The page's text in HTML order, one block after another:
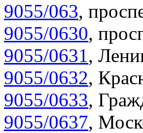
9055/063,
9055/0630,
9055/0631,
9055/0632,
9055/0633,
9055/0637,